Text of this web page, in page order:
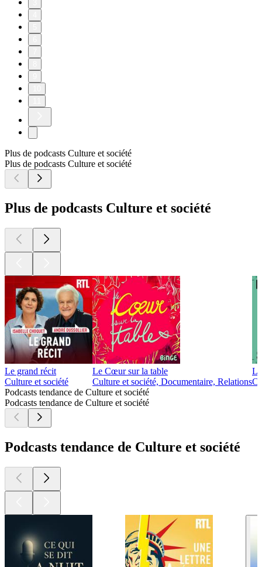
Plus de podcasts Culture et société
Plus de podcasts Culture et société
Plus de podcasts Culture et société
Le grand récit
Culture et société
Le Cœur sur la table
Culture et société, Documentaire, Relations
Podcasts tendance de Culture et société
Podcasts tendance de Culture et société
Podcasts tendance de Culture et société